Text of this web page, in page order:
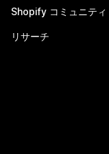
Shopify コミュニティ
リサーチ